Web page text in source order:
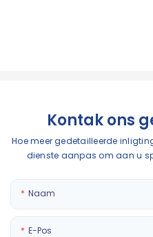
Kontak ons
Hoe meer gedetailleerde
dienste aanpas om aan u
Naam
E-Pos